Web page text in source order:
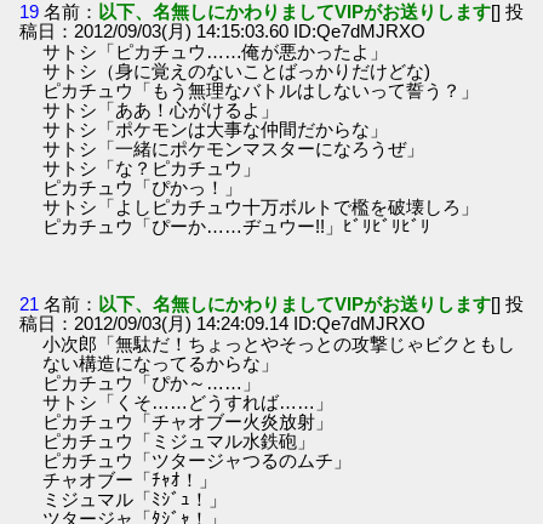
19 名前： 以下、名無しにかわりましてVIPがお送りします[] 投
稿日：2012/09/03(月) 14:15:03.60 ID:Qe7dMJRXO
サトシ「ピカチュウ……俺が悪かったよ」
サトシ（身に覚えのないことばっかりだけどな)
ピカチュウ「もう無理なバトルはしないって誓う？」
サトシ「ああ！心がけるよ」
サトシ「ポケモンは大事な仲間だからな」
サトシ「一緒にポケモンマスターになろうぜ」
サトシ「な？ピカチュウ」
ピカチュウ「ぴかっ！」
サトシ「よしピカチュウ十万ボルトで檻を破壊しろ」
ピカチュウ「ぴーか……ヂュウー!!」ﾋﾞﾘﾋﾞﾘﾋﾞﾘ
21 名前： 以下、名無しにかわりましてVIPがお送りします[] 投
稿日：2012/09/03(月) 14:24:09.14 ID:Qe7dMJRXO
小次郎「無駄だ！ちょっとやそっとの攻撃じゃビクともし
ない構造になってるからな」
ピカチュウ「ぴか～……」
サトシ「くそ……どうすれば……」
ピカチュウ「チャオブー火炎放射」
ピカチュウ「ミジュマル水鉄砲」
ピカチュウ「ツタージャつるのムチ」
チャオブー「ﾁｬｵ！」
ミジュマル「ﾐｼﾞｭ！」
ツタージャ「ﾀｼﾞｬ！」